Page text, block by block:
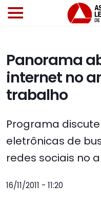
Panorama
internet no
trabalho
Programa
eletrônicas de
redes sociais no
16/11/2011 - 11:20